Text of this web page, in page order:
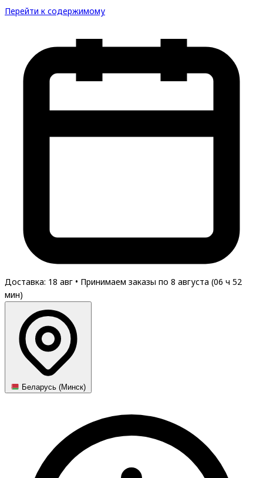
Перейти к содержимому
Доставка: 18 авг • Принимаем заказы по 8 августа (06 ч 52
мин)
Беларусь (Минск)